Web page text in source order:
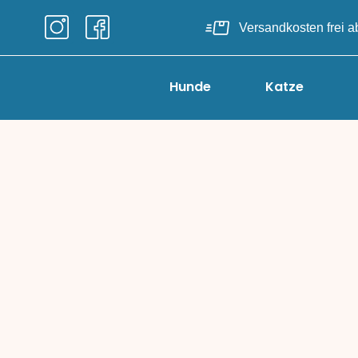
Versandkosten frei
Hunde Katze